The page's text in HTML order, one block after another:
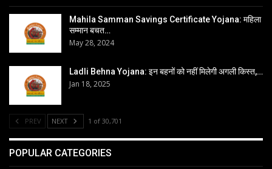
Mahila Samman Savings Certificate Yojana: महिला
सम्मान बचत…
May 28, 2024
Ladli Behna Yojana: इन बहनों को नहीं मिलेगी अगली किस्त,…
Jan 18, 2025
PREV NEXT 1 of 30,701
POPULAR CATEGORIES